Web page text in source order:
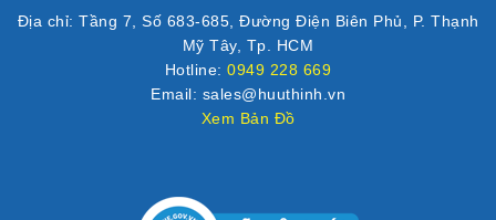
Địa chỉ: Tầng 7, Số 683-685, Đường Điện Biên Phủ, P. Thạnh
Mỹ Tây, Tp. HCM
Hotline:0949 228 669
Email: sales@huuthinh.vn
Xem Bản Đồ